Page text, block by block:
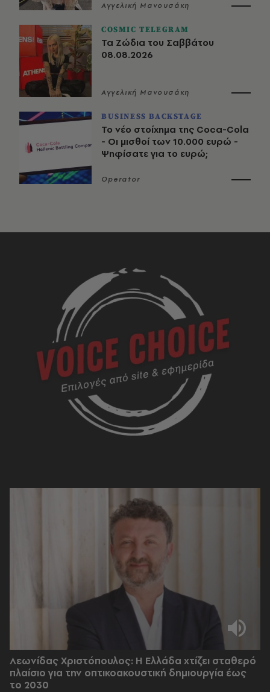
Αγγελική Μανουσάκη
COSMIC TELEGRAM
Τα Ζώδια του Σαββάτου
08.08.2026
Αγγελική Μανουσάκη
BUSINESS BACKSTAGE
Το νέο στοίχημα της Coca-Cola
- Οι μισθοί των 10.000 ευρώ -
Ψηφίσατε για το ευρώ;
Operator
Λεωνίδας Χριστόπουλος: Η Ελλάδα χτίζει σταθερό
πλαίσιο για την οπτικοακουστική δημιουργία έως
το 2030